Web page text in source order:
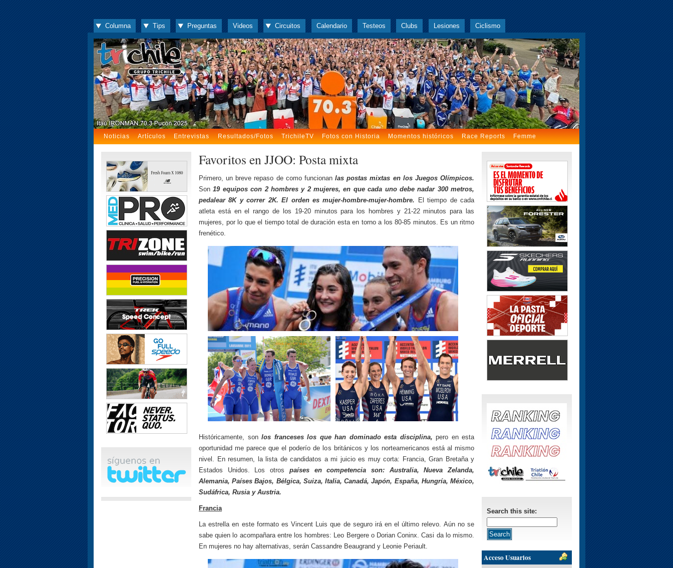
Columna Tips Preguntas Videos Circuitos Calendario Testeos Clubs Lesiones Ciclismo
Noticias Artículos Entrevistas Resultados/Fotos TrichileTV Fotos con Historia Momentos históricos Race Reports Femme
Favoritos en JJOO: Posta mixta
Primero, un breve repaso de como funcionanlas postas mixtas en los Juegos Olímpicos.
Son19 equipos con 2 hombres y 2 mujeres, en que cada uno debe nadar 300 metros,
pedalear 8K y correr 2K. El orden es mujer-hombre-mujer-hombre. El tiempo de cada
atleta está en el rango de los 19-20 minutos para los hombres y 21-22 minutos para las
mujeres, por lo que el tiempo total de duración esta en torno a los 80-85 minutos. Es un ritmo
frenético.
Históricamente, son los franceses los que han dominado esta disciplina, pero en esta
oportunidad me parece que el poderío de los británicos y los norteamericanos está al mismo
nivel. En resumen, la lista de candidatos a mi juicio es muy corta: Francia, Gran Bretaña y
Estados Unidos. Los otros países en competencia son: Australia, Nueva Zelanda,
Alemania, Países Bajos, Bélgica, Suiza, Italia, Canadá, Japón, España, Hungría, México,
Sudáfrica, Rusia y Austria.
Francia
La estrella en este formato es Vincent Luis que de seguro irá en el último relevo. Aún no se
sabe quien lo acompañara entre los hombres: Leo Bergere o Dorian Coninx. Casi da lo mismo.
En mujeres no hay alternativas, serán Cassandre Beaugrand y Leonie Periault.
Search this site:
Acceso Usuarios